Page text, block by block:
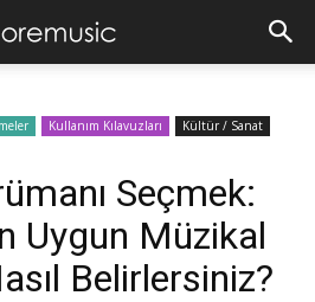
Kullanım Kılavuzları
Kültür / Sanat
Seçmek:
Uygun Müzikal
Belirlersiniz?